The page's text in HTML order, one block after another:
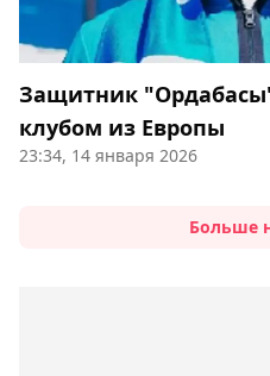
Защитник "Ордабасы"
клубом из Европы
23:34, 14 января 2026
Больше